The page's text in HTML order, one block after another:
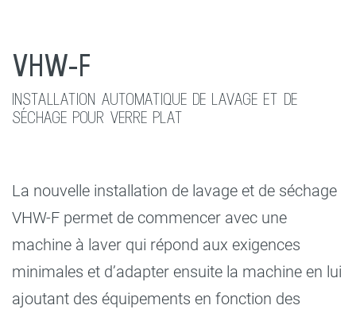
VHW-F
INSTALLATION AUTOMATIQUE DE LAVAGE ET DE
SÉCHAGE POUR VERRE PLAT
La nouvelle installation de lavage et de séchage
VHW-F permet de commencer avec une
machine à laver qui répond aux exigences
minimales et d’adapter ensuite la machine en lui
ajoutant des équipements en fonction des